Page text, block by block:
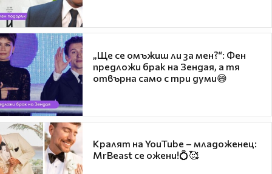
„Ще се омъжиш ли за мен?“: Фен
предложи брак на Зендая, а тя
отвърна само с три думи😅
Кралят на YouTube – младоженец:
MrBeast се ожени!💍🥰